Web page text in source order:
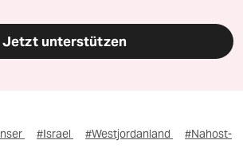
Jetzt unterstützen
#Israel #Westjordanland
#Nahost-